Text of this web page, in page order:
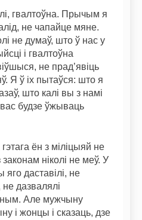
гвалтоўна. Прычым я
не чапайце мяне.
не думаў, што ў нас у
і гвалтоўна
не прад’явіць
Я ў іх пытаўся: што я
што калі вы з намі
будзе ўжываць
ён з міліцыяй не
ніколі не меў. У
даставілі, не
не дазвалялі
Але мужчыну
і жонцы і сказаць, дзе